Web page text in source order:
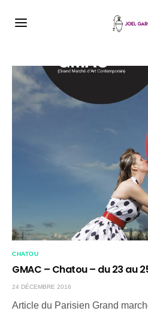
CHATOU
GMAC – Chatou – du 23 au
24 DÉCEMBRE 2016
Article du Parisien Grand